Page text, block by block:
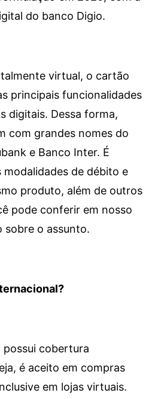
do banco Digio.
virtual, o cartão
principais funcionalidades
digitais. Dessa forma,
com grandes nomes do
e Banco Inter. É
modalidades de débito e
produto, além de outros
pode conferir em nosso
sobre o assunto.
possui cobertura
é aceito em compras
em lojas virtuais.